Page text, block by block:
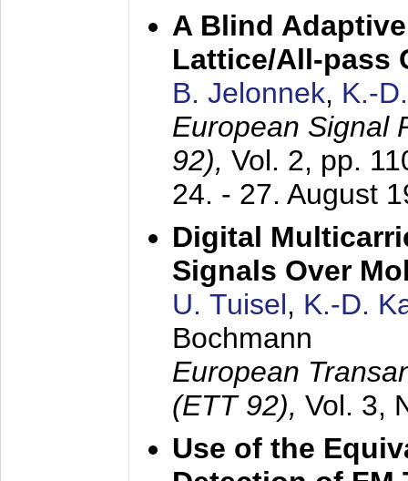
A Blind
Lattice/All-pass
B. Jelonnek, K.-
European Signal
92), Vol. 2, pp.
24. - 27. August
Digital
Signals Over
U. Tuisel, K.-D.
Bochmann
European
(ETT 92), Vol. 3,
Use of the